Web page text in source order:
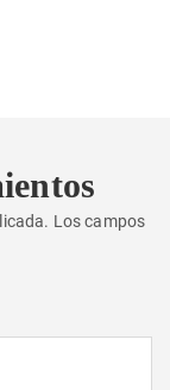
Los campos